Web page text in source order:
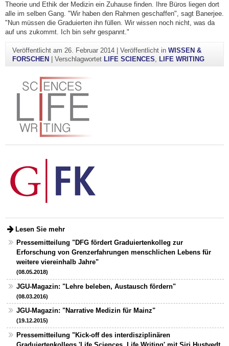
Theorie und Ethik der Medizin ein Zuhause finden. Ihre Büros liegen dort
alle im selben Gang. "Wir haben den Rahmen geschaffen", sagt Banerjee.
"Nun müssen die Graduierten ihn füllen. Wir wissen noch nicht, was da
auf uns zukommt. Ich bin sehr gespannt."
Veröffentlicht am 26. Februar 2014| Veröffentlicht in WISSEN &
FORSCHEN| Verschlagwortet LIFE SCIENCES LIFE WRITING
Lesen Sie mehr
Pressemitteilung "DFG fördert Graduiertenkolleg zur
Erforschung von Grenzerfahrungen menschlichen Lebens für
weitere viereinhalb Jahre"
(08.05.2018)
JGU-Magazin: "Lehre beleben, Austausch fördern"
(08.03.2016)
JGU-Magazin: "Narrative Medizin für Mainz"
(19.12.2015)
Pressemitteilung "Kick-off des interdisziplinären